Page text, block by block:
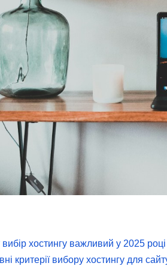
хостингу важливий у 2025 році
критерії вибору хостингу для